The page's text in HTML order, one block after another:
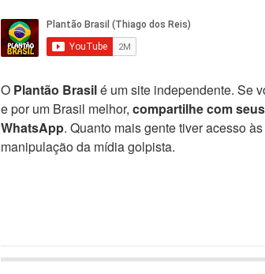
O Plantão Brasilé um site independente. Se
e por um Brasil melhor, compartilhe com
WhatsApp. Quanto mais gente tiver acesso
manipulação da mídia golpista.